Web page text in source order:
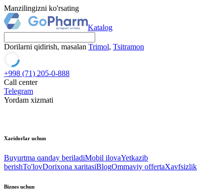
Manzilingizni ko'rsating
Katalog
Dorilarni qidirish, masalan Trimol, Tsitramon
+998 (71) 205-0-888
Call center
Telegram
Yordam xizmati
Xaridorlar uchun
Buyurtma qanday beriladiMobil ilovaYetkazib
berishTo'lovDorixona xaritasiBlogOmmaviy offertaXavfsizlik
Biznes uchun